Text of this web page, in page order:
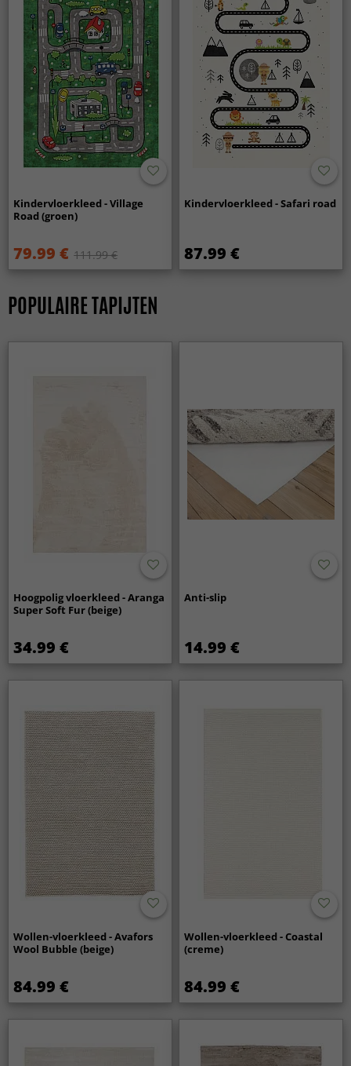
Kindervloerkleed - Village
Road (groen)
79.99 € 111.99 €
Kindervloerkleed - Safari road
87.99 €
POPULAIRE TAPIJTEN
Hoogpolig vloerkleed - Aranga
Super Soft Fur (beige)
34.99 €
Anti-slip
14.99 €
Wollen-vloerkleed - Avafors
Wool Bubble (beige)
84.99 €
Wollen-vloerkleed - Coastal
(creme)
84.99 €